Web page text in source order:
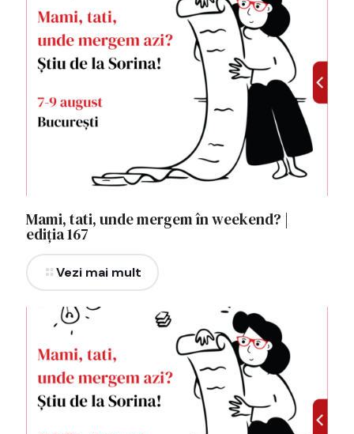
Mami, tati, unde mergem în weekend? |
ediția 167
Vezi mai mult